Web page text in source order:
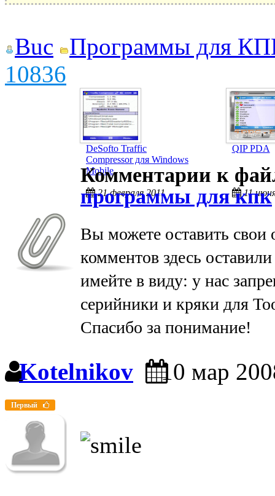
Buc
Программы для
10836
DeSofto Traffic
Compressor для Windows
Mobile
21 февраля 2011
QIP PDA
11
Комментарии к
программы для кпк
Вы можете оставить свои
комментов здесь
имейте в виду: у нас
серийники и кряки для
Спасибо за понимание!
Kotelnikov 10 мар
Первый